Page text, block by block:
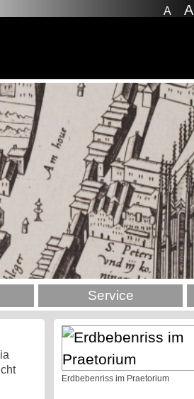
A A
Service
Erdbebenriss im Praetorium